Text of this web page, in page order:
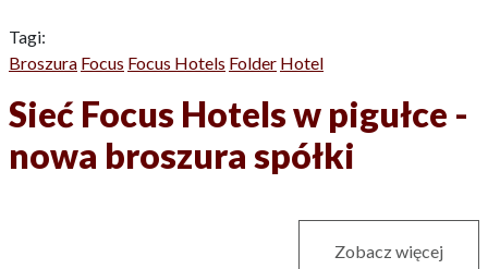
Tagi:
Broszura Focus Focus Hotels Folder Hotel
Sieć Focus Hotels w pigułce -
nowa broszura spółki
Zobacz więcej